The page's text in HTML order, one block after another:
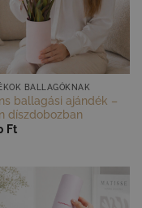
GYORS NÉZET
BALLAGÓKNAK
ballagási ajándék –
díszdobozban
Ft